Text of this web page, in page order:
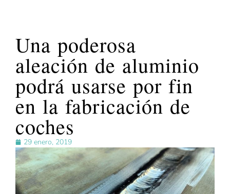
Una poderosa
aleación de aluminio
podrá usarse por fin
en la fabricación de
coches
29 enero, 2019